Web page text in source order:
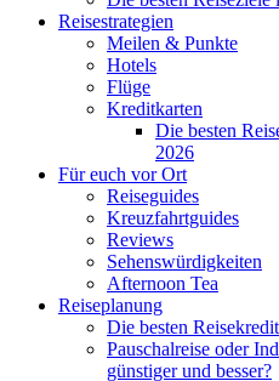
Reisestrategien
Meilen & Punkte
Hotels
Flüge
Kreditkarten
Die besten
2026
Für euch vor Ort
Reiseguides
Kreuzfahrtguides
Reviews
Sehenswürdigkeiten
Afternoon Tea
Reiseplanung
Die besten
Pauschalreise oder
günstiger und besser?